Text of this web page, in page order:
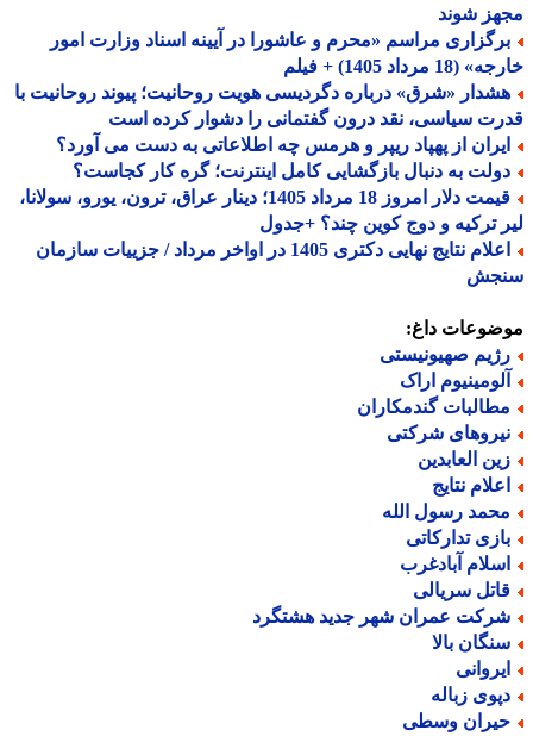
شوند
مراسم «محرم و عاشورا در آیینه اسناد وزارت امور
مرداد 1405) + فیلم
«شرق» درباره دگردیسی هویت روحانیت؛ پیوند روحانیت با
سیاسی، نقد درون گفتمانی را دشوار کرده است
از پهپاد ریپر و هرمس چه اطلاعاتی به دست می آورد؟
به دنبال بازگشایی کامل اینترنت؛ گره کار کجاست؟
قیمت دلار امروز 18 مرداد 1405؛ دینار عراق، ترون، یورو، سولانا،
ترکیه و دوج کوین چند؟ +جدول
اعلام نتایج نهایی دکتری 1405 در اواخر مرداد / جزییات سازمان
داغ:
صهیونیستی
اراک
گندمکاران
شرکتی
العابدین
نتایج
رسول الله
تدارکاتی
آبادغرب
سریالی
عمران شهر جدید هشتگرد
بالا
زباله
وسطی